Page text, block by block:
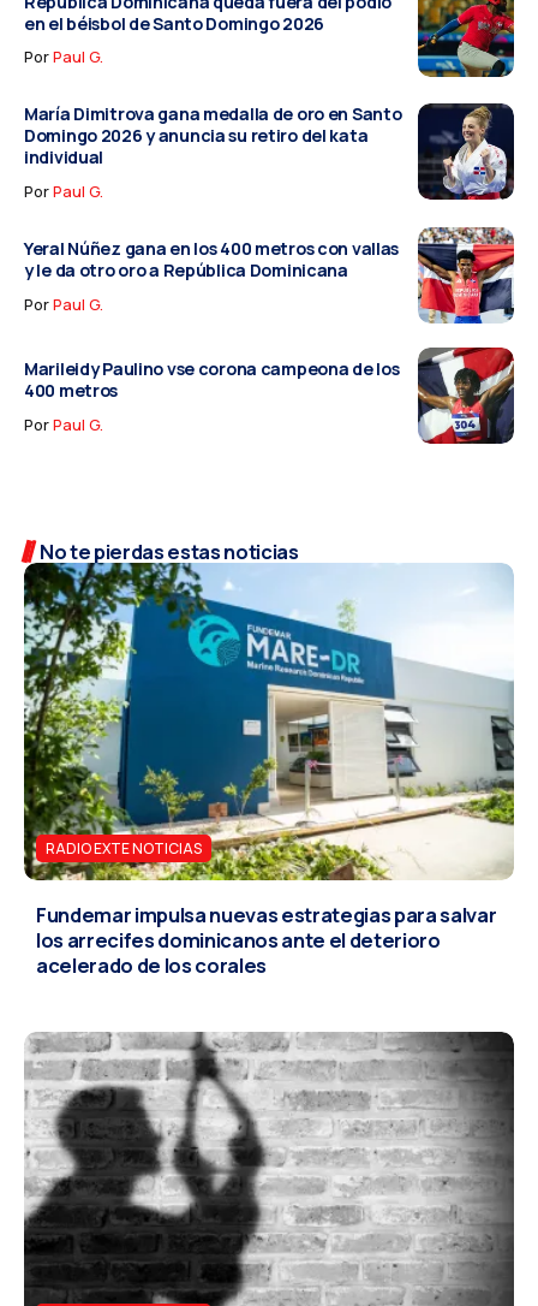
en el béisbol de Santo Domingo 2026
PorPaul G.
María Dimitrova gana medalla de oro en Santo
Domingo 2026 y anuncia su retiro del kata
individual
PorPaul G.
Yeral Núñez gana en los 400 metros con vallas
y le da otro oro a República Dominicana
PorPaul G.
Marileidy Paulino vse corona campeona de los
400 metros
PorPaul G.
No te pierdas estas noticias
RADIO EXTE NOTICIAS
Fundemar impulsa nuevas estrategias para salvar
los arrecifes dominicanos ante el deterioro
acelerado de los corales